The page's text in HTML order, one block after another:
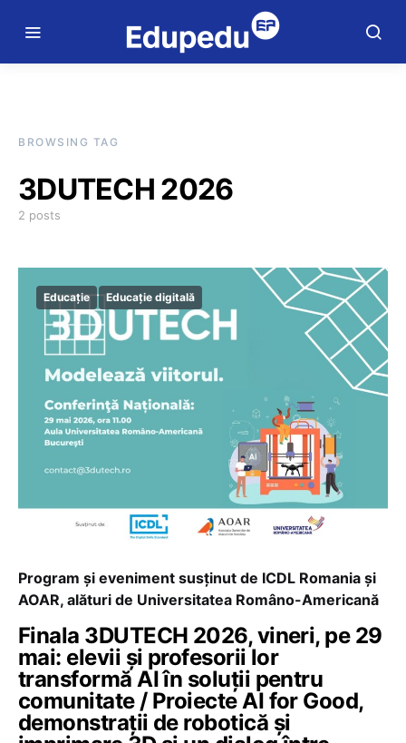
BROWSING TAG
3DUTECH 2026
2 posts
Educație Educație digitală
Program și eveniment susținut de ICDL Romania și
AOAR, alături de Universitatea Româno-Americană
Finala 3DUTECH 2026, vineri, pe 29
mai: elevii și profesorii lor
transformă AI în soluții pentru
comunitate / Proiecte AI for Good,
demonstrații de robotică și